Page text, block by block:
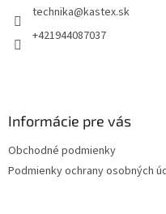
technika@kastex.sk
+421944087037
Informácie pre vás
Obchodné podmienky
Podmienky ochrany osobných